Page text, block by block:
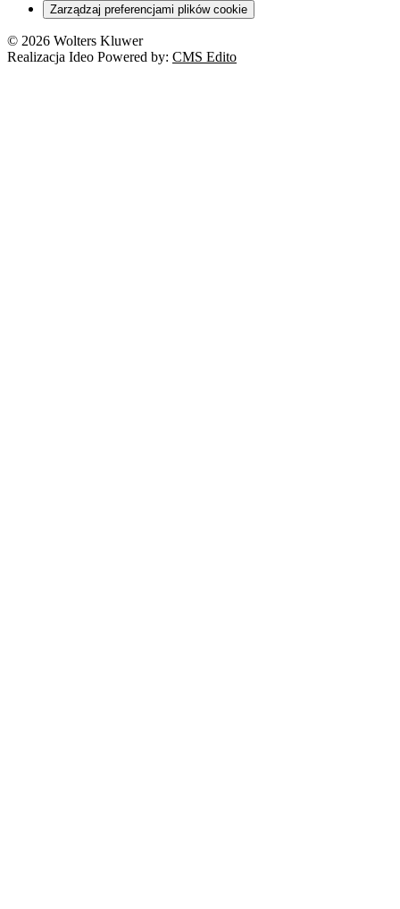
Zarządzaj preferencjami plików cookie
© 2026 Wolters Kluwer
Realizacja Ideo Powered by: CMS Edito